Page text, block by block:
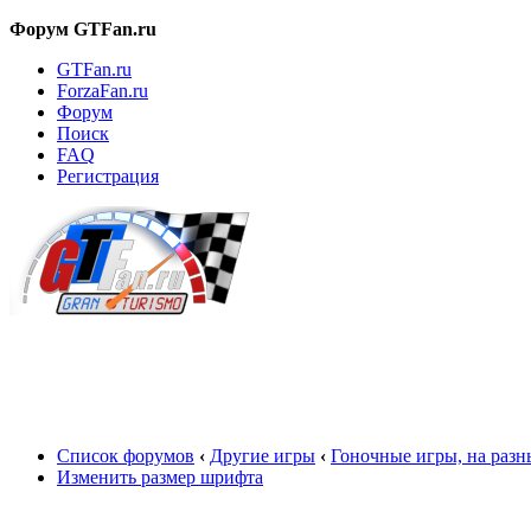
Форум GTFan.ru
GTFan.ru
ForzaFan.ru
Форум
Поиск
FAQ
Регистрация
Список форумов ‹ Другие игры ‹ Гоночные игры, на
Изменить размер шрифта